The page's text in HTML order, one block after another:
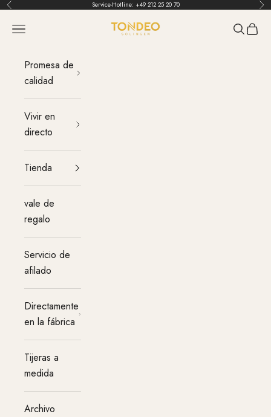
Ir al contenido
Atrás Service-Hotline: +49 212 25 20 70
TONDEO
Menú Buscar
Promesa de
calidad
Vivir en
directo
Tienda
vale de
regalo
Servicio de
afilado
Directamente
en la fábrica
Tijeras a
medida
Archivo